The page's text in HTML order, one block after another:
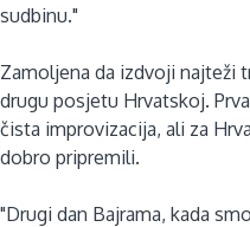
sudbinu."
Zamoljena da izdvoji najteži
drugu posjetu Hrvatskoj.
čista improvizacija, ali za
dobro pripremili.
"Drugi dan Bajrama, kada